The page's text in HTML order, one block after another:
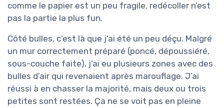
comme le papier est un peu fragile, redécoller n’est
pas la partie la plus fun.
Côté bulles, c’est là que j’ai été un peu déçu. Malgré
un mur correctement préparé (poncé, dépoussiéré,
sous-couche faite), j’ai eu plusieurs zones avec des
bulles d’air qui revenaient après marouflage. J’ai
réussi à en chasser la majorité, mais deux ou trois
petites sont restées. Ça ne se voit pas en pleine